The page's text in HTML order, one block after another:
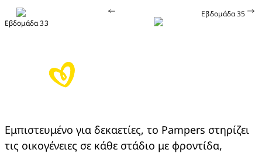
Εβδομάδα 33
Εβδομάδα 35
Εμπιστευμένο για δεκαετίες, το Pampers στηρίζει
τις οικογένειες σε κάθε στάδιο με φροντίδα,